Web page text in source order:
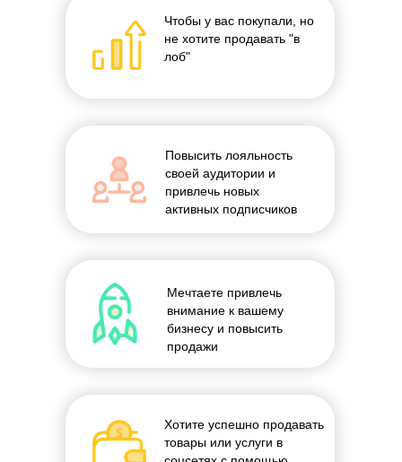
Чтобы у вас покупали, но
не хотите продавать "в
лоб"
Повысить лояльность
своей аудитории и
привлечь новых
активных подписчиков
Мечтаете привлечь
внимание к вашему
бизнесу и повысить
продажи
Хотите успешно продавать
товары или услуги в